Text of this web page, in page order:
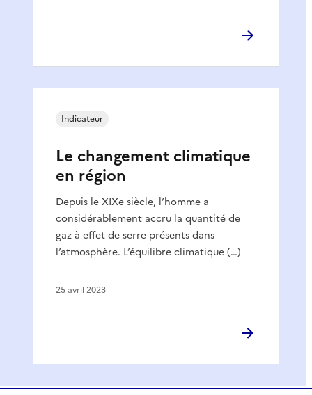
Le changement climatique
en région
Depuis le XIXe siècle, l’homme a
considérablement accru la quantité de
gaz à effet de serre présents dans
l’atmosphère. L’équilibre climatique (…)
Indicateur
25 avril 2023